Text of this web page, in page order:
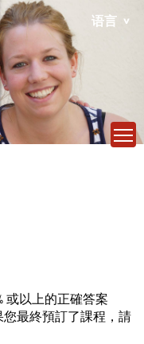
语言
或以上的正確答案
最終預訂了課程，請